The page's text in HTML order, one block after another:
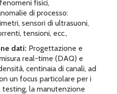
fisici,
di processo:
sensori di ultrasuoni,
tensioni, ecc.,
dati: Progettazione e
real-time (DAQ) e
centinaia di canali, ad
un focus particolare per i
testing, la manutenzione